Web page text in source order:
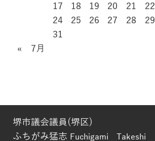
17
18 19 20 21 22
24
25 26 27 28 29
31
« 7月
堺市議会議員(堺区)
ふちがみ猛志 Fuchigami Takeshi